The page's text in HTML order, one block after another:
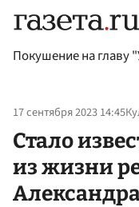
Покушение на главу
17 сентября 2023 14:45
Стало
из жизни